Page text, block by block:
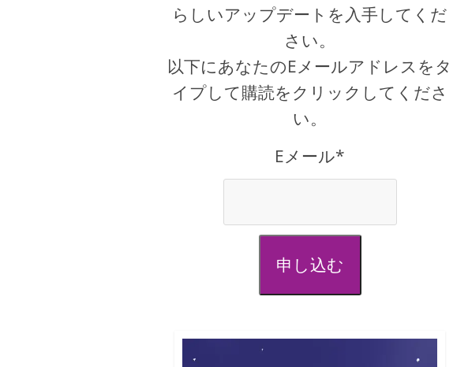
らしいアップデートを入手してくだ
さい。
以下にあなたのEメールアドレスをタ
イプして購読をクリックしてくださ
い。
Eメール*
申し込む